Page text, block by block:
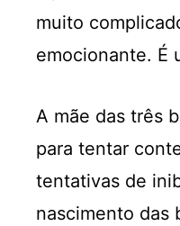
muito
emocionante. É
A mãe das três
para tentar
tentativas de
nascimento das